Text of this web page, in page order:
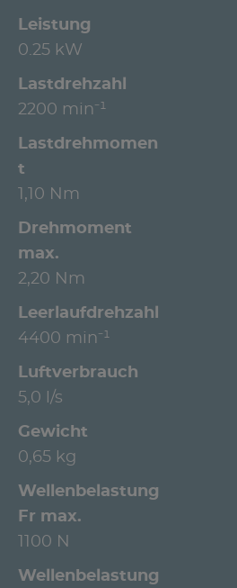
Leistung
0.25 kW
Lastdrehzahl
2200 min⁻¹
Lastdrehmomen
t
1,10 Nm
Drehmoment
max.
2,20 Nm
Leerlaufdrehzahl
4400 min⁻¹
Luftverbrauch
5,0 l/s
Gewicht
0,65 kg
Wellenbelastung
Fr max.
1100 N
Wellenbelastung